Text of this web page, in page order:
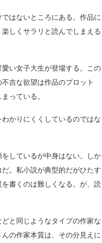
はないところにある。作品に
しくサラリと読んでしまえる
い女子大生が登場する。この
吉な欲望は作品のプロット
っている。
かりにくくしているのではな
しているが中身はない。しか
。私小説が典型的だがひたす
書くのは難しくなる。が、読
と同じようなタイプの作家な
の作家本質は、その分見えに